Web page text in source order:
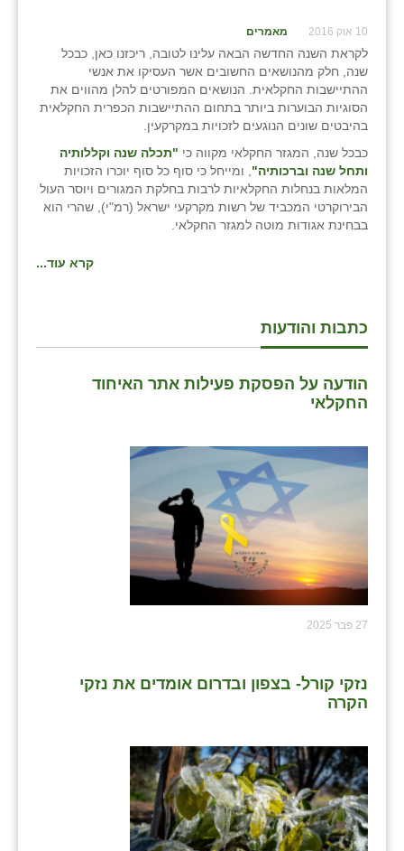
10 אוק 2016 מאמרים
לקראת השנה החדשה הבאה עלינו לטובה, ריכזנו כאן, כבכל
שנה, חלק מהנושאים החשובים אשר העסיקו את אנשי
ההתיישבות החקלאית. הנושאים המפורטים להלן מהווים את
הסוגיות הבוערות ביותר בתחום ההתיישבות הכפרית החקלאית
בהיבטים שונים הנוגעים לזכויות במקרקעין.
כבכל שנה, המגזר החקלאי מקווה כי "תכלה שנה וקללותיה
ותחל שנה וברכותיה" , ומייחל כי סוף כל סוף יוכרו הזכויות
המלאות בנחלות החקלאיות לרבות בחלקת המגורים ויוסר העול
הבירוקרטי המכביד של רשות מקרקעי ישראל (רמ"י), שהרי הוא
בבחינת אגודות מוטה למגזר החקלאי.
קרא עוד...
כתבות והודעות
הודעה על הפסקת פעילות אתר האיחוד
החקלאי
27 פבר 2025
נזקי קורל- בצפון ובדרום אומדים את נזקי
הקרה